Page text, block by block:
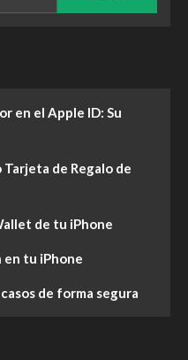
en el Apple ID: Su
de Regalo de
de tu iPhone
en tu iPhone
de forma segura